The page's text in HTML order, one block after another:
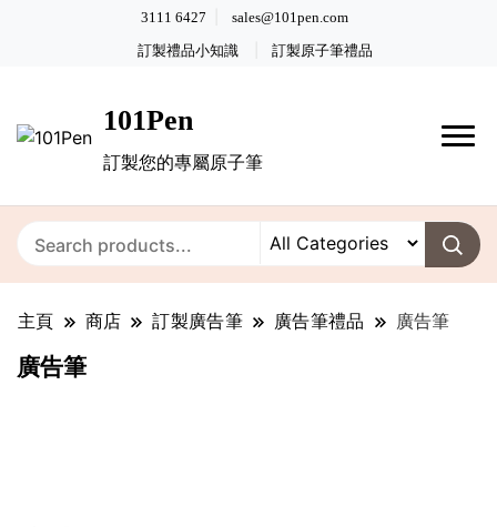
3111 6427 sales@101pen.com
訂製禮品小知識 訂製原子筆禮品
101Pen
訂製您的專屬原子筆
主頁 商店 訂製廣告筆 廣告筆禮品 廣告筆
廣告筆